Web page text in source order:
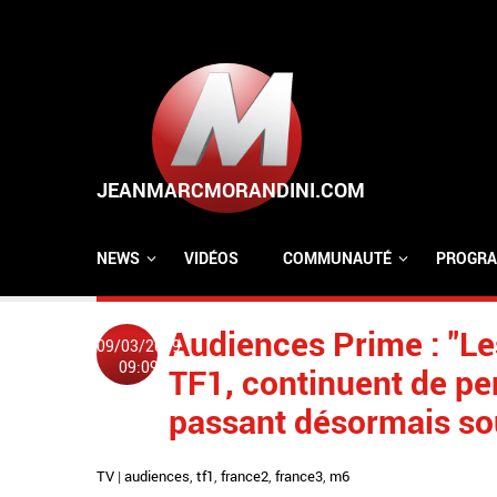
NEWS VIDÉOS COMMUNAUTÉ
09/03/2019
09:09
Audiences Prime :
TF1, continuent de
passant désormais
TV | audiences, tf1, france2, france3, m6